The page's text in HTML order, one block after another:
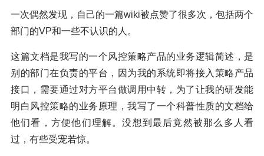
一次偶然发现，自己的一篇wiki被点赞了很多次，包括两个
部门的VP和一些不认识的人。
这篇文档是我写的一个风控策略产品的业务逻辑简述，是
别的部门在负责的平台，因为我的系统即将接入策略产品
接口，需要通过对方平台做调用中转，为了让我的研发能
明白风控策略的业务原理，我写了一个科普性质的文档给
他们看，方便他们理解。没想到最后竟然被那么多人看
过，有些受宠若惊。